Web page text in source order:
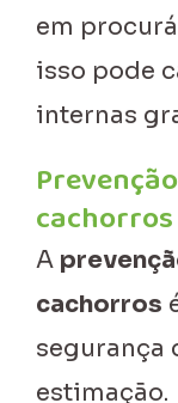
em
isso pode
internas
cachorros
A
cachorros
segurança
estimação.